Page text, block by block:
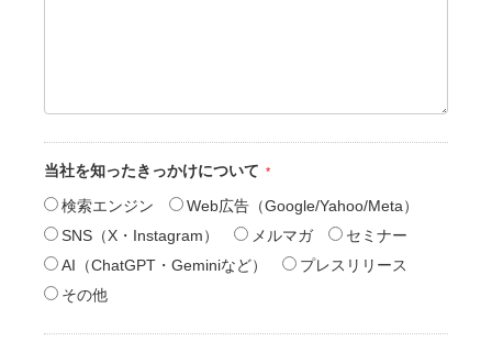
当社を知ったきっかけについて
検索エンジン
Web広告（Google/Yahoo/Meta）
SNS（X・Instagram）
メルマガ
セミナー
AI（ChatGPT・Geminiなど）
プレスリリース
その他